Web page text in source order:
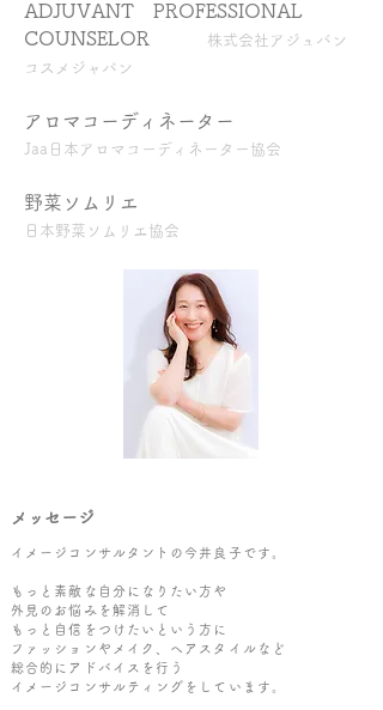
ADJUVANT PROFESSIONAL
COUNSELOR
株式会社アジュバン
コスメジャパン
アロマコーディネーター
Jaa日本アロマコーディネーター協会
野菜ソムリエ
日本野菜ソムリエ協会
​メッセージ
イメージコンサルタントの今井良子です。
もっと素敵な自分になりたい方や
外見のお悩みを解消して
もっと自信をつけたいという方に
ファッションやメイク、ヘアスタイルなど
総合的にアドバイスを行う
イメージコンサルティングをしています。